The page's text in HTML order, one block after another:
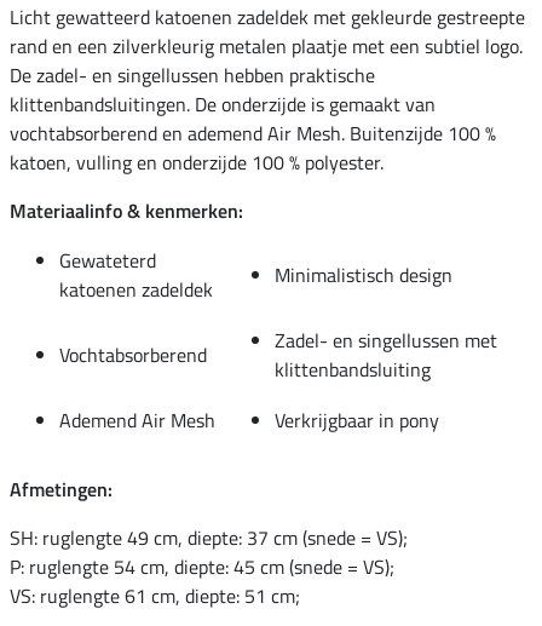
Licht gewatteerd katoenen zadeldek met gekleurde gestreepte
rand en een zilverkleurig metalen plaatje met een subtiel logo.
De zadel- en singellussen hebben praktische
klittenbandsluitingen. De onderzijde is gemaakt van
vochtabsorberend en ademend Air Mesh. Buitenzijde 100 %
katoen, vulling en onderzijde 100 % polyester.
Materiaalinfo & kenmerken:
Gewateterd
katoenen zadeldek
Minimalistisch design
Vochtabsorberend
Zadel- en singellussen met
klittenbandsluiting
Ademend Air Mesh
Verkrijgbaar in pony
Afmetingen:
SH: ruglengte 49 cm, diepte: 37 cm (snede = VS);
P: ruglengte 54 cm, diepte: 45 cm (snede = VS);
VS: ruglengte 61 cm, diepte: 51 cm;